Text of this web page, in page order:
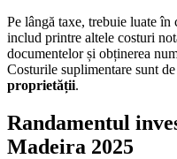
Pe lângă taxe, trebuie luate
includ printre altele costuri
documentelor și obținerea
Costurile suplimentare sunt
proprietății.
Randamentul
Madeira 2025